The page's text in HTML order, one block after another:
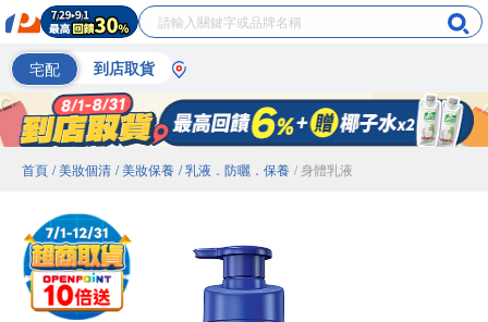
宅配 到店取貨
首頁 / 美妝個清 / 美妝保養 / 乳液．防曬．保養 / 身體乳液